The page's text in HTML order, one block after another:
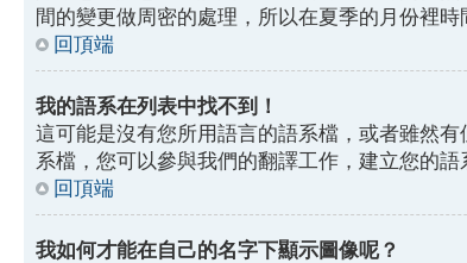
間的變更做周密的處理，所以在夏季的月份裡
回頂端
我的語系在列表中找不到！
這可能是沒有您所用語言的語系檔，或者雖然
系檔，您可以參與我們的翻譯工作，建立您的
回頂端
我如何才能在自己的名字下顯示圖像呢？